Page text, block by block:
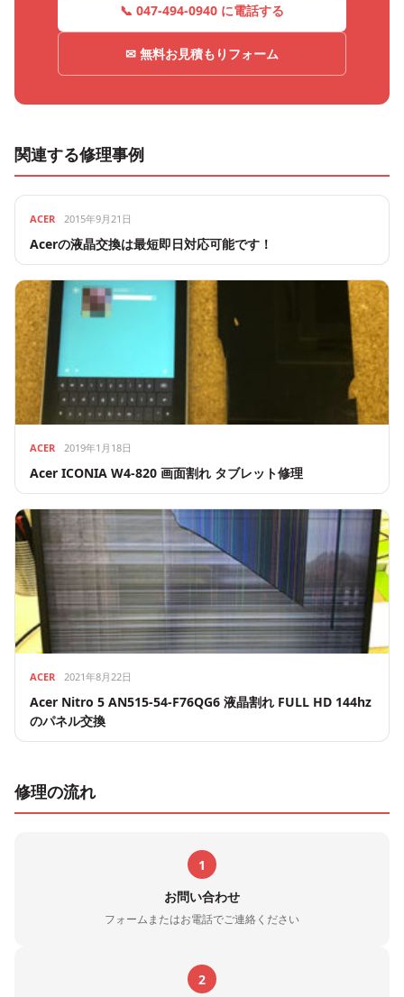
📞 047-494-0940 に電話する
✉ 無料お見積もりフォーム
関連する修理事例
ACER 2015年9月21日
Acerの液晶交換は最短即日対応可能です！
ACER 2019年1月18日
Acer ICONIA W4-820 画面割れ タブレット修理
ACER 2021年8月22日
Acer Nitro 5 AN515-54-F76QG6 液晶割れ FULL HD 144hz
のパネル交換
修理の流れ
1
お問い合わせ
フォームまたはお電話でご連絡ください
2